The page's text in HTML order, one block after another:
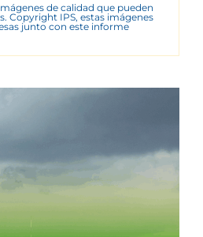
de calidad que pueden
Copyright IPS, estas imágenes
junto con este informe